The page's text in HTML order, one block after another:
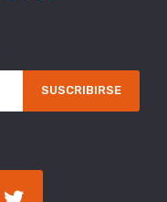
SUSCRIBIRSE